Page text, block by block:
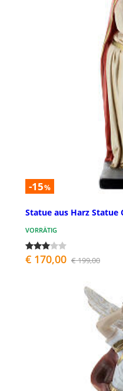
-15%
Statue aus Harz Statue
VORRÄTIG
€ 170,00 € 199,00